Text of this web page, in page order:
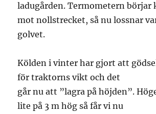
ladugården. Termometern börjar
mot nollstrecket, så nu lossnar
golvet.
Kölden i vinter har gjort att
för traktorns vikt och det
går nu att ”lagra på höjden”.
lite på 3 m hög så får vi nu